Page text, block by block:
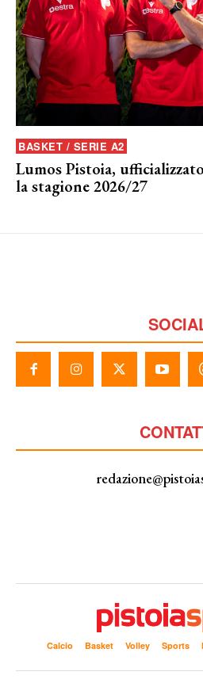
BASKET / SERIE A2
Lumos Pistoia,
la stagione 2026/27
Calcio Basket Volley Sports